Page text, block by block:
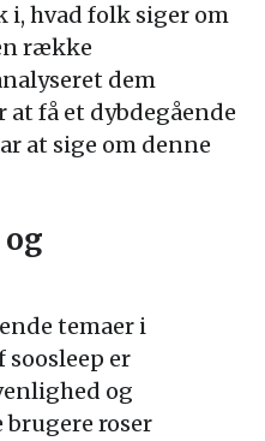
i, hvad folk siger om
række
dem
få et dybdegående
at sige om denne
temaer i
er
og
roser